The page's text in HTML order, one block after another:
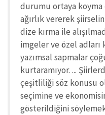
durumu ortaya koyma
ağırlık vererek
dize kırma ile
imgeler ve özel
yazımsal sapmalar
kurtaramıyor. ...
çeşitliliği söz konusu
seçimine ve
gösterildiğini